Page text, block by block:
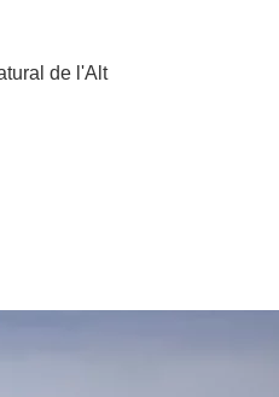
de l'Alt